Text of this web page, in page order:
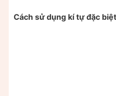
Cách sử dụng kí tự đặc